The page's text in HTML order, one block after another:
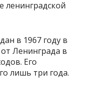
в 1967 году в
Ленинграда в
Его
лишь три года.